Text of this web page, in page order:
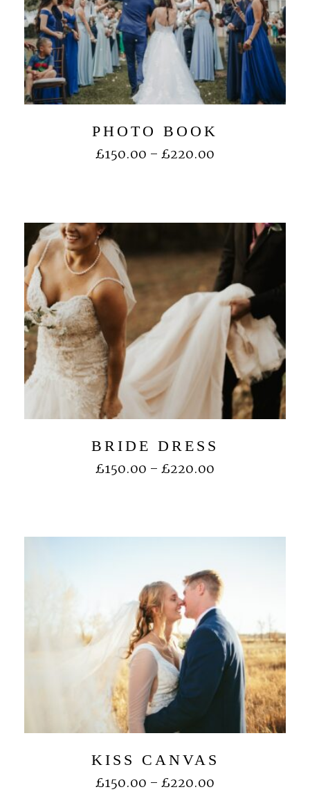
PHOTO BOOK
£150.00 – £220.00
BRIDE DRESS
£150.00 – £220.00
KISS CANVAS
£150.00 – £220.00